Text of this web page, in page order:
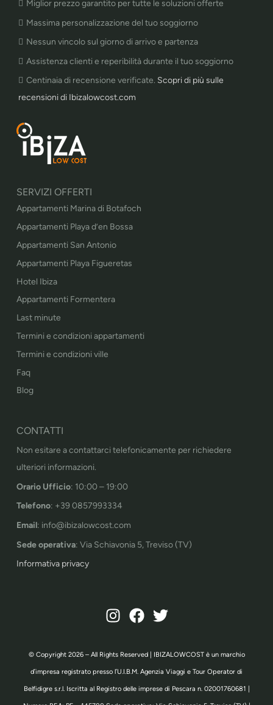
Miglior prezzo garantito per tutte le soluzioni offerte
Massima personalizzazione del tuo soggiorno
Nessun vincolo sul giorno di arrivo e partenza
Assistenza clienti e reperibilità durante il tuo soggiorno
Centinaia di recensione verificate. Scopri di più sulle
recensioni di Ibizalowcost.com
SERVIZI OFFERTI
Appartamenti Marina di Botafoch
Appartamenti Playa d’en Bossa
Appartamenti San Antonio
Appartamenti Playa Figueretas
Hotel Ibiza
Appartamenti Formentera
Last minute
Termini e condizioni appartamenti
Termini e condizioni ville
Faq
Blog
CONTATTI
Non esitare a contattarci telefonicamente per richiedere
ulteriori informazioni.
Orario Ufficio: 10:00 – 19:00
Telefono: +39 0857993334
Email: info@ibizalowcost.com
Sede operativa: Via Schiavonia 5, Treviso (TV)
Informativa privacy
© Copyright 2026 – All Rights Reserved | IBIZALOWCOST è un marchio
d’impresa registrato presso l’U.I.B.M. Agenzia Viaggi e Tour Operator di
Belfidigre s.r.l. Iscritta al Registro delle imprese di Pescara n. 02001760681 |